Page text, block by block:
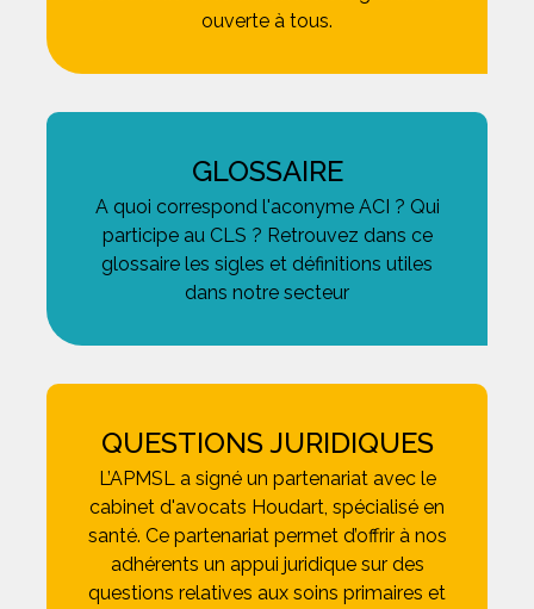
ouverte à tous.
GLOSSAIRE
A quoi correspond l'aconyme ACI ? Qui
participe au CLS ? Retrouvez dans ce
glossaire les sigles et définitions utiles
dans notre secteur
QUESTIONS JURIDIQUES
L’APMSL a signé un partenariat avec le
cabinet d'avocats Houdart, spécialisé en
santé. Ce partenariat permet d’offrir à nos
adhérents un appui juridique sur des
questions relatives aux soins primaires et